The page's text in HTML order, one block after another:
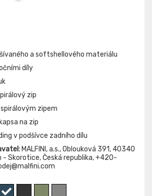
a softshellového materiálu
díly
zip
zipem
na zip
v podšívce zadního dílu
MALFINI, a.s., Oblouková 391, 40340
- Skorotice, Česká republika, +420-